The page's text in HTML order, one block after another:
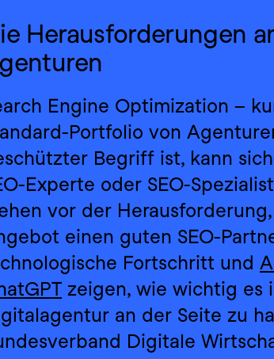
Herausforderungen
Engine Optimization –
Portfolio von
Begriff ist, kann
Experte oder SEO-
vor der
einen guten SEO-
Fortschritt und
zeigen, wie wichtig es
an der Seite zu
Digitale